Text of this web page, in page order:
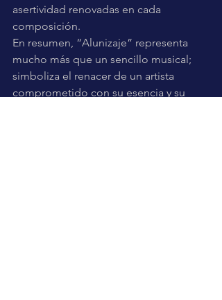
asertividad renovadas en cada
composición.
En resumen, “Alunizaje” representa
mucho más que un sencillo musical;
simboliza el renacer de un artista
comprometido con su esencia y su